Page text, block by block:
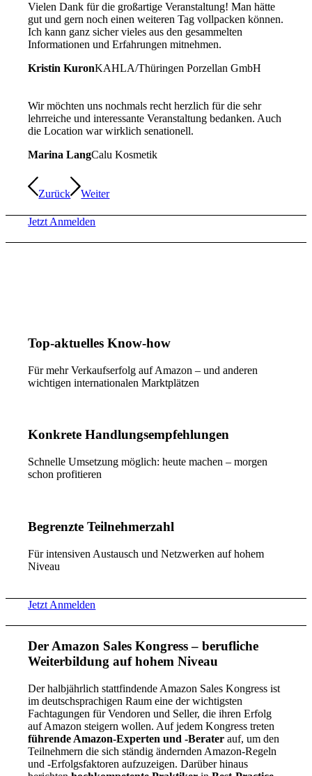
Vielen Dank für die großartige Veranstaltung! Man hätte
gut und gern noch einen weiteren Tag vollpacken können.
Ich kann ganz sicher vieles aus den gesammelten
Informationen und Erfahrungen mitnehmen.
Kristin KuronKAHLA/Thüringen Porzellan GmbH
Wir möchten uns nochmals recht herzlich für die sehr
lehrreiche und interessante Veranstaltung bedanken. Auch
die Location war wirklich senationell.
Marina LangCalu Kosmetik
Zurück Weiter
Jetzt Anmelden
Top-aktuelles Know-how
Für mehr Verkaufserfolg auf Amazon – und anderen
wichtigen internationalen Marktplätzen
Konkrete Handlungsempfehlungen
Schnelle Umsetzung möglich: heute machen – morgen
schon profitieren
Begrenzte Teilnehmerzahl
Für intensiven Austausch und Netzwerken auf hohem
Niveau
Jetzt Anmelden
Der Amazon Sales Kongress – berufliche
Weiterbildung auf hohem Niveau
Der halbjährlich stattfindende Amazon Sales Kongress ist
im deutschsprachigen Raum eine der wichtigsten
Fachtagungen für Vendoren und Seller, die ihren Erfolg
auf Amazon steigern wollen. Auf jedem Kongress treten
führende Amazon-Experten und -Berater auf, um den
Teilnehmern die sich ständig ändernden Amazon-Regeln
und -Erfolgsfaktoren aufzuzeigen. Darüber hinaus